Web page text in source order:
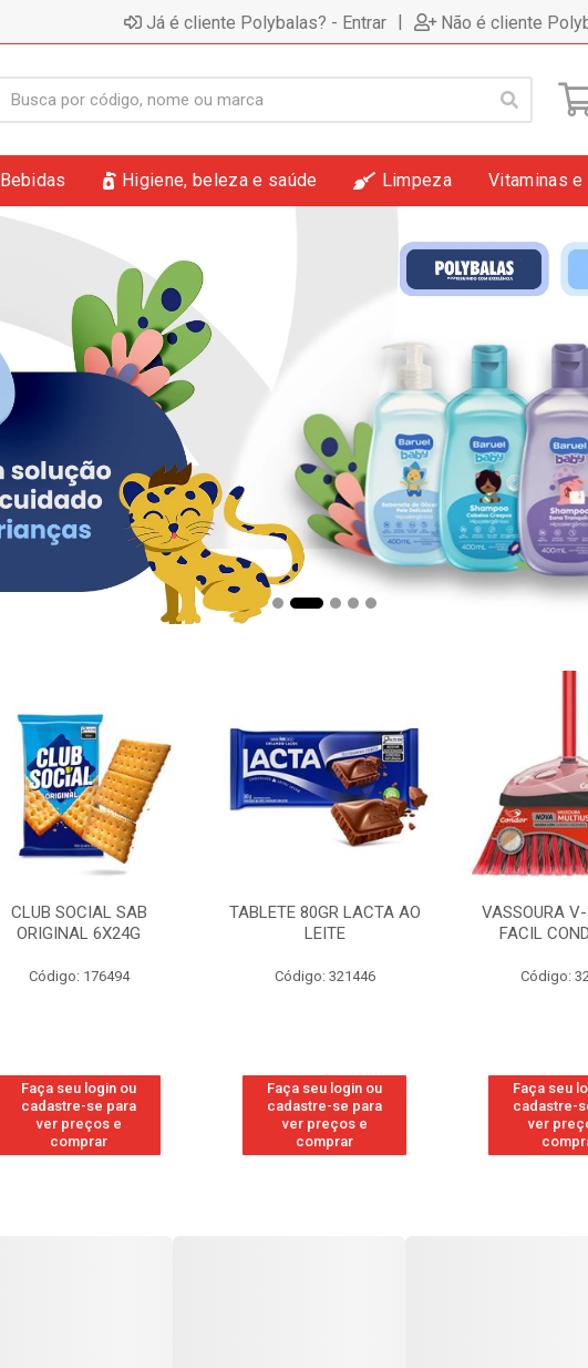
Já é cliente Polybalas? - Entrar | Não é cliente
Bebidas Higiene, beleza e saúde Limpeza Vitaminas
CLUB SOCIAL SAB
ORIGINAL 6X24G
Código: 176494
Faça seu login ou
cadastre-se para
ver preços e
comprar
TABLETE 80GR LACTA AO
LEITE
Código: 321446
Faça seu login ou
cadastre-se para
ver preços e
comprar
VASSOURA
FACIL
Código:
Faça seu
cadastre-
ver